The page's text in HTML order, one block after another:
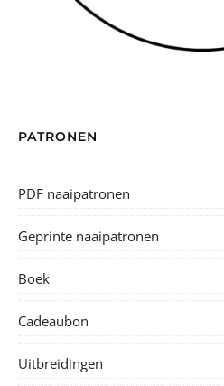
PATRONEN
PDF naaipatronen
Geprinte naaipatronen
Boek
Cadeaubon
Uitbreidingen